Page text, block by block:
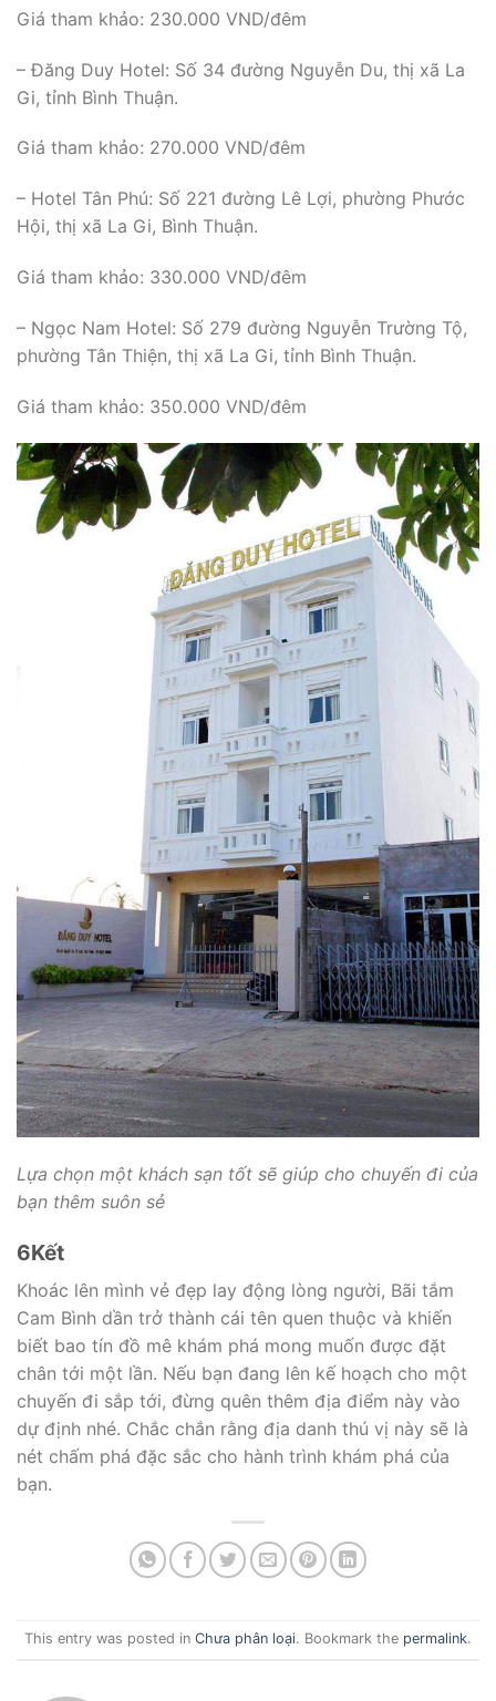
Giá tham khảo: 230.000 VND/đêm
– Đăng Duy Hotel: Số 34 đường Nguyễn Du, thị xã La
Gi, tỉnh Bình Thuận.
Giá tham khảo: 270.000 VND/đêm
– Hotel Tân Phú: Số 221 đường Lê Lợi, phường Phước
Hội, thị xã La Gi, Bình Thuận.
Giá tham khảo: 330.000 VND/đêm
– Ngọc Nam Hotel: Số 279 đường Nguyễn Trường Tộ,
phường Tân Thiện, thị xã La Gi, tỉnh Bình Thuận.
Giá tham khảo: 350.000 VND/đêm
Lựa chọn một khách sạn tốt sẽ giúp cho chuyến đi của
bạn thêm suôn sẻ
6Kết
Khoác lên mình vẻ đẹp lay động lòng người, Bãi tắm
Cam Bình dần trở thành cái tên quen thuộc và khiến
biết bao tín đồ mê khám phá mong muốn được đặt
chân tới một lần. Nếu bạn đang lên kế hoạch cho một
chuyến đi sắp tới, đừng quên thêm địa điểm này vào
dự định nhé. Chắc chắn rằng địa danh thú vị này sẽ là
nét chấm phá đặc sắc cho hành trình khám phá của
bạn.
This entry was posted in Chưa phân loại. Bookmark the permalink.